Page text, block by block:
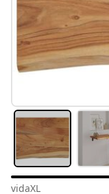
vidaXL